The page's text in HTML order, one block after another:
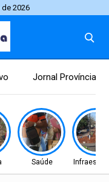
2026
Jornal Província
Saúde